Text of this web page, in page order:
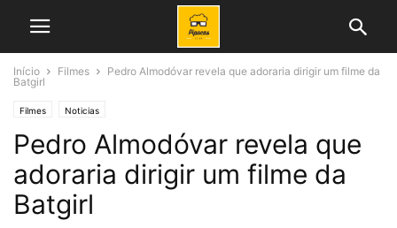
Início Filmes
Pedro Almodóvar revela que adoraria dirigir um filme da
Batgirl
Filmes Noticias
Pedro Almodóvar revela que
adoraria dirigir um filme da
Batgirl